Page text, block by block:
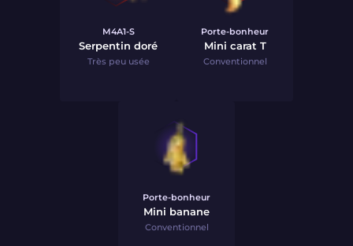
M4A1-S
Serpentin doré
Très peu usée
Porte-bonheur
Mini carat T
Conventionnel
Porte-bonheur
Mini banane
Conventionnel